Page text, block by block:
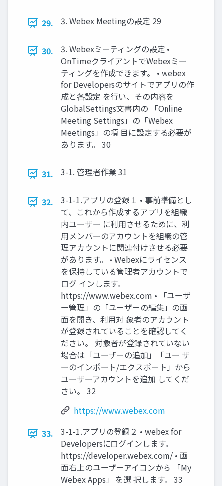
29. 3. Webex Meetingの設定 29
30.
3. Webexミーティングの設定 •
OnTimeクライアントでWebexミー
ティングを作成できます。 • webex
for Developersのサイトでアプリの作
成と各設定 を行い、その内容を
GlobalSettings文書内の 「Online
Meeting Settings」の「Webex
Meetings」の項 目に設定する必要が
あります。 30
31. 3-1. 管理者作業 31
32.
3-1-1.アプリの登録１ • 事前準備とし
て、これから作成するアプリを組織
内ユーザー に利用させるために、利
用メンバーのアカウントを組織の管
理アカウントに関連付けさせる必要
があります。 • Webexにライセンス
を保持している管理者アカウントで
ログ インします。
https://www.webex.com • 「ユーザ
ー管理」の「ユーザーの編集」の画
面を開き、利用対 象者のアカウント
が登録されていることを確認してく
ださい。 対象者が登録されていない
場合は「ユーザーの追加」「ユー ザ
ーのインポート/エクスポート」から
ユーザーアカウントを追加 してくだ
さい。 32
https://www.webex.com
33.
3-1-1.アプリの登録２ • webex for
Developersにログインします。
https://developer.webex.com/ • 画
面右上のユーザーアイコンから 「My
Webex Apps」 を選 択します。 33